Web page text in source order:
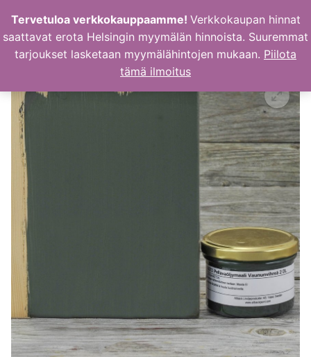
sisältöön
Tervetuloa verkkokauppaamme! Verkkokaupan hinnat
saattavat erota Helsingin myymälän hinnoista. Suuremmat
tarjoukset lasketaan myymälähintojen mukaan. Piilota
tämä ilmoitus